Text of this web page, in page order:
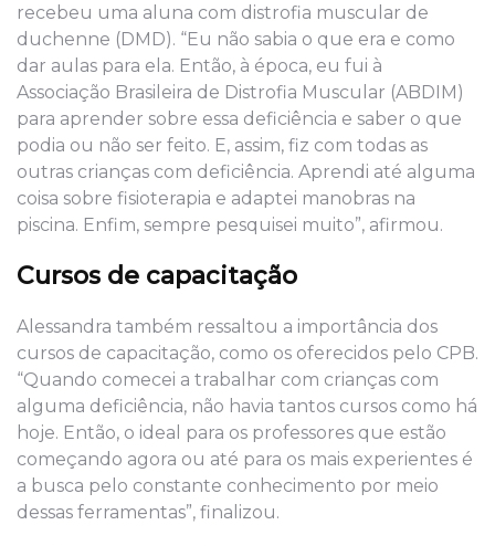
recebeu uma aluna com distrofia muscular de
duchenne (DMD). “Eu não sabia o que era e como
dar aulas para ela. Então, à época, eu fui à
Associação Brasileira de Distrofia Muscular (ABDIM)
para aprender sobre essa deficiência e saber o que
podia ou não ser feito. E, assim, fiz com todas as
outras crianças com deficiência. Aprendi até alguma
coisa sobre fisioterapia e adaptei manobras na
piscina. Enfim, sempre pesquisei muito”, afirmou.
Cursos de capacitação
Alessandra também ressaltou a importância dos
cursos de capacitação, como os oferecidos pelo CPB.
“Quando comecei a trabalhar com crianças com
alguma deficiência, não havia tantos cursos como há
hoje. Então, o ideal para os professores que estão
começando agora ou até para os mais experientes é
a busca pelo constante conhecimento por meio
dessas ferramentas”, finalizou.